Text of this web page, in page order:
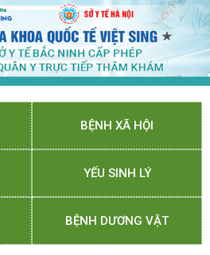
BỆNH XÃ HỘI
YẾU SINH LÝ
BỆNH DƯƠNG VẬT